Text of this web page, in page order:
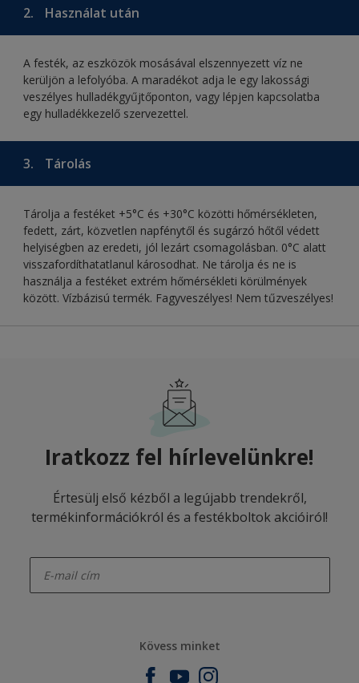
2. Használat után
A festék, az eszközök mosásával elszennyezett víz ne
kerüljön a lefolyóba. A maradékot adja le egy lakossági
veszélyes hulladékgyűjtőponton, vagy lépjen kapcsolatba
egy hulladékkezelő szervezettel.
3. Tárolás
Tárolja a festéket +5°C és +30°C közötti hőmérsékleten,
fedett, zárt, közvetlen napfénytől és sugárzó hőtől védett
helyiségben az eredeti, jól lezárt csomagolásban. 0°C alatt
visszafordíthatatlanul károsodhat. Ne tárolja és ne is
használja a festéket extrém hőmérsékleti körülmények
között. Vízbázisú termék. Fagyveszélyes! Nem tűzveszélyes!
Iratkozz fel hírlevelünkre!
Értesülj első kézből a legújabb trendekről,
termékinformációkról és a festékboltok akcióiról!
Kövess minket